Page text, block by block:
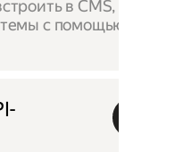
в CMS,
с помощью